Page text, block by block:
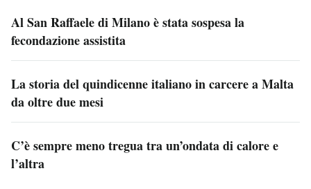
Al San Raffaele di Milano è stata sospesa la
fecondazione assistita
La storia del quindicenne italiano in carcere a Malta
da oltre due mesi
C’è sempre meno tregua tra un’ondata di calore e
l’altra